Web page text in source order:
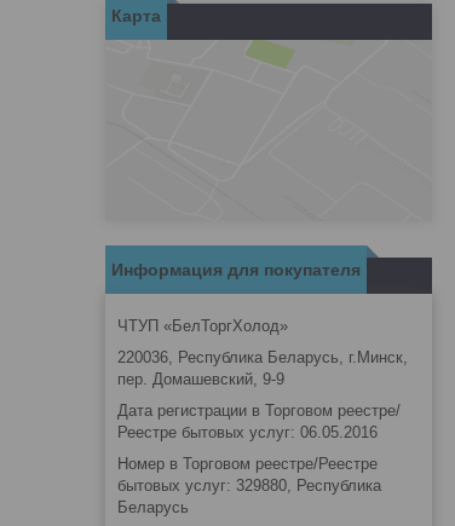
Карта
Информация для покупателя
ЧТУП «БелТоргХолод»
220036, Республика Беларусь, г.Минск,
пер. Домашевский, 9-9
Дата регистрации в Торговом реестре/
Реестре бытовых услуг: 06.05.2016
Номер в Торговом реестре/Реестре
бытовых услуг: 329880, Республика
Беларусь